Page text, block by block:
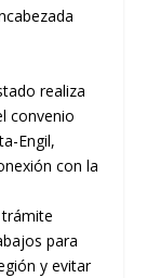
realiza
convenio
Engil,
con la
para
y evitar